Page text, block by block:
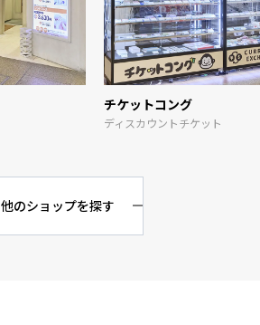
チケットコング
ディスカウントチケット
他のショップを探す